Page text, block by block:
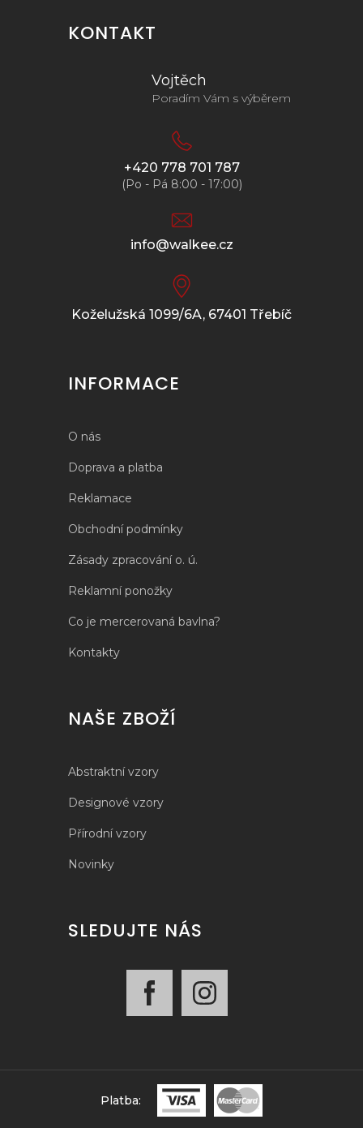
KONTAKT
Vojtěch
Poradím Vám s výběrem
+420 778 701 787
(Po - Pá 8:00 - 17:00)
info@walkee.cz
Koželužská 1099/6A, 67401 Třebíč
INFORMACE
O nás
Doprava a platba
Reklamace
Obchodní podmínky
Zásady zpracování o. ú.
Reklamní ponožky
Co je mercerovaná bavlna?
Kontakty
NAŠE ZBOŽÍ
Abstraktní vzory
Designové vzory
Přírodní vzory
Novinky
SLEDUJTE NÁS
Platba: